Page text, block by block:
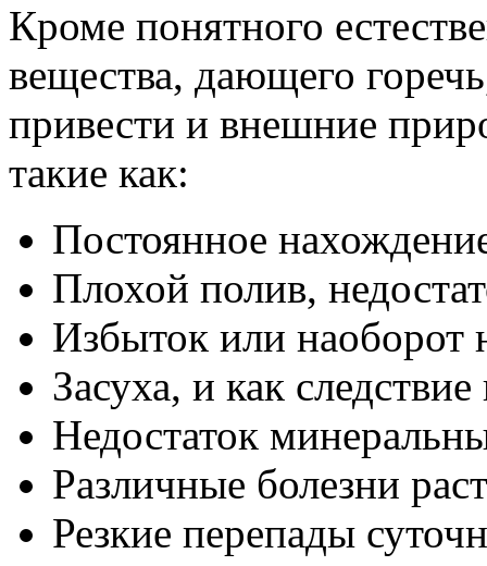
Кроме понятного
вещества, дающего
привести и внешние
такие как:
Постоянное
Плохой полив,
Избыток или наоборот
Засуха, и как следствие
Недостаток
Различные болезни
Резкие перепады